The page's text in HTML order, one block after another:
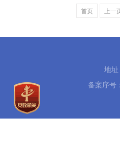
首页 上一
地址
备案序号